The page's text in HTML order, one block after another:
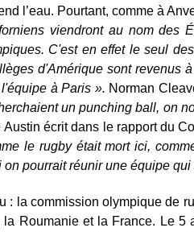
l’eau. Pourtant, comme à
viendront au nom des
C'est en effet le seul
d'Amérique sont revenus
à Paris ». Norman
un punching ball, on
Austin écrit dans le rapport du
le rugby était mort ici,
pourrait réunir une équipe
: la commission olympique de
Roumanie et la France. Le 5